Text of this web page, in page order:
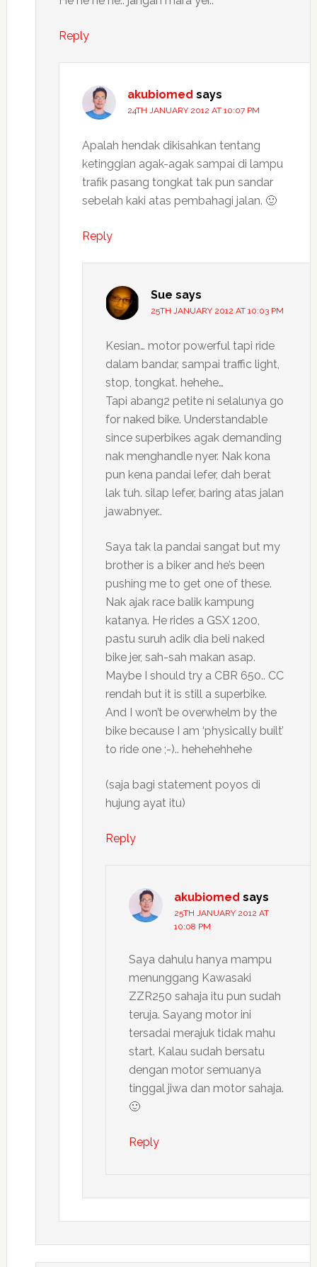
Reply
akubiomed says
24TH JANUARY 2012 AT 10:07 PM
Apalah hendak dikisahkan tentang
ketinggian agak-agak sampai di lampu
trafik pasang tongkat tak pun sandar
sebelah kaki atas pembahagi jalan. 🙂
Reply
Sue says
25TH JANUARY 2012 AT 10:03 PM
Kesian… motor powerful tapi ride
dalam bandar, sampai traffic light,
stop, tongkat. hehehe…
Tapi abang2 petite ni selalunya go
for naked bike. Understandable
since superbikes agak demanding
nak menghandle nyer. Nak kona
pun kena pandai lefer, dah berat
lak tuh. silap lefer, baring atas jalan
jawabnyer..
Saya tak la pandai sangat but my
brother is a biker and he’s been
pushing me to get one of these.
Nak ajak race balik kampung
katanya. He rides a GSX 1200,
pastu suruh adik dia beli naked
bike jer, sah-sah makan asap.
Maybe I should try a CBR 650.. CC
rendah but it is still a superbike.
And I won’t be overwhelm by the
bike because I am ‘physically built’
to ride one ;-).. hehehehhehe
(saja bagi statement poyos di
hujung ayat itu)
Reply
akubiomed says
25TH JANUARY 2012 AT
10:08 PM
Saya dahulu hanya mampu
menunggang Kawasaki
ZZR250 sahaja itu pun sudah
teruja. Sayang motor ini
tersadai merajuk tidak mahu
start. Kalau sudah bersatu
dengan motor semuanya
tinggal jiwa dan motor sahaja.
🙂
Reply